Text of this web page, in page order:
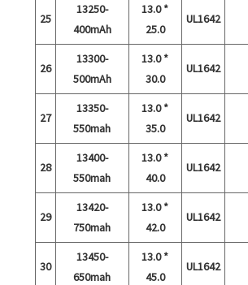
25
13250-
400mAh
13.0 *
25.0
UL1642
26
13300-
500mAh
13.0 *
30.0
UL1642
27
13350-
550mah
13.0 *
35.0
UL1642
28
13400-
550mah
13.0 *
40.0
UL1642
29
13420-
750mah
13.0 *
42.0
UL1642
30
13450-
650mah
13.0 *
45.0
UL1642